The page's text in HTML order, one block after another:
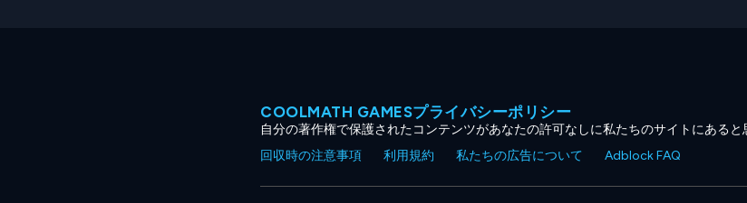
COOLMATH GAMESプライバシーポリシー
自分の著作権で保護されたコンテンツがあなたの許可なしに私たちのサイトにある
回収時の注意事項
利用規約 私たちの広告について Adblock FAQ